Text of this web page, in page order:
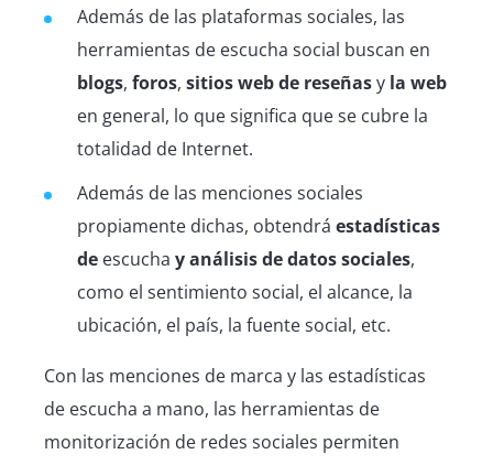
Además de las plataformas sociales, las
herramientas de escucha social buscan en
blogs, foros, sitios web de reseñasy la web
en general, lo que significa que se cubre la
totalidad de Internet.
Además de las menciones sociales
propiamente dichas, obtendrá estadísticas
de escucha yanálisis dedatos sociales,
como el sentimiento social, el alcance, la
ubicación, el país, la fuente social, etc.
Con las menciones de marca y las estadísticas
de escucha a mano, las herramientas de
monitorización de redes sociales permiten